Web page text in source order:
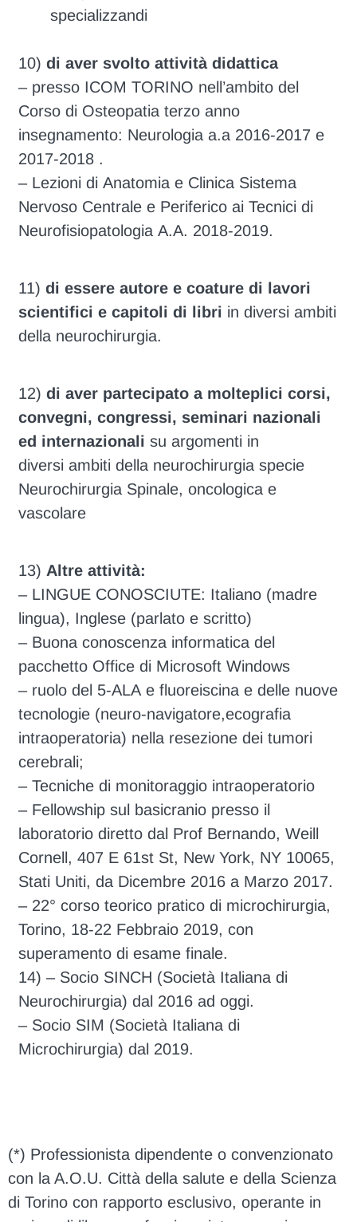
specializzandi
10)di aver svolto attività didattica
– presso ICOM TORINO nell’ambito del
Corso di Osteopatia terzo anno
insegnamento: Neurologia a.a 2016-2017 e
2017-2018 .
– Lezioni di Anatomia e Clinica Sistema
Nervoso Centrale e Periferico ai Tecnici di
Neurofisiopatologia A.A. 2018-2019.
11)di essere autore e coature di lavori
scientifici e capitoli di libri in diversi ambiti
della neurochirurgia.
12)di aver partecipato a molteplici corsi,
convegni, congressi, seminari nazionali
ed internazionali su argomenti in
diversi ambiti della neurochirurgia specie
Neurochirurgia Spinale, oncologica e
vascolare
13) Altre attività:
– LINGUE CONOSCIUTE: Italiano (madre
lingua), Inglese (parlato e scritto)
– Buona conoscenza informatica del
pacchetto Office di Microsoft Windows
– ruolo del 5-ALA e fluoreiscina e delle nuove
tecnologie (neuro-navigatore,ecografia
intraoperatoria) nella resezione dei tumori
cerebrali;
– Tecniche di monitoraggio intraoperatorio
– Fellowship sul basicranio presso il
laboratorio diretto dal Prof Bernando, Weill
Cornell, 407 E 61st St, New York, NY 10065,
Stati Uniti, da Dicembre 2016 a Marzo 2017.
– 22° corso teorico pratico di microchirurgia,
Torino, 18-22 Febbraio 2019, con
superamento di esame finale.
14) – Socio SINCH (Società Italiana di
Neurochirurgia) dal 2016 ad oggi.
– Socio SIM (Società Italiana di
Microchirurgia) dal 2019.
(*) Professionista dipendente o convenzionato
con la A.O.U. Città della salute e della Scienza
di Torino con rapporto esclusivo, operante in